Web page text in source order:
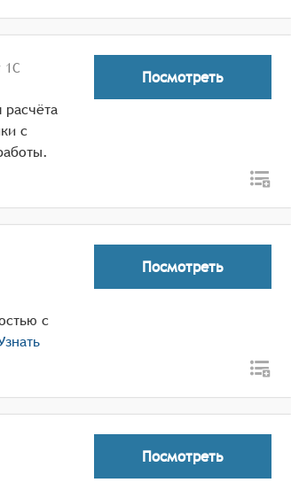
1С
с
Посмотреть
с
Посмотреть
Посмотреть